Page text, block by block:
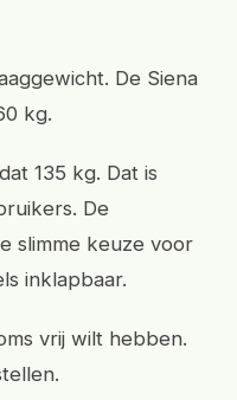
De Siena
kg.
135 kg. Dat is
De
slimme keuze voor
inklapbaar.
vrij wilt hebben.